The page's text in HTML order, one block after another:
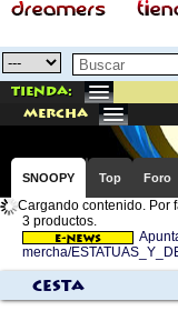
Tienda:
mercha
SNOOPY Top Foro
Cargando contenido. Por
3 productos.
mercha/
Cesta